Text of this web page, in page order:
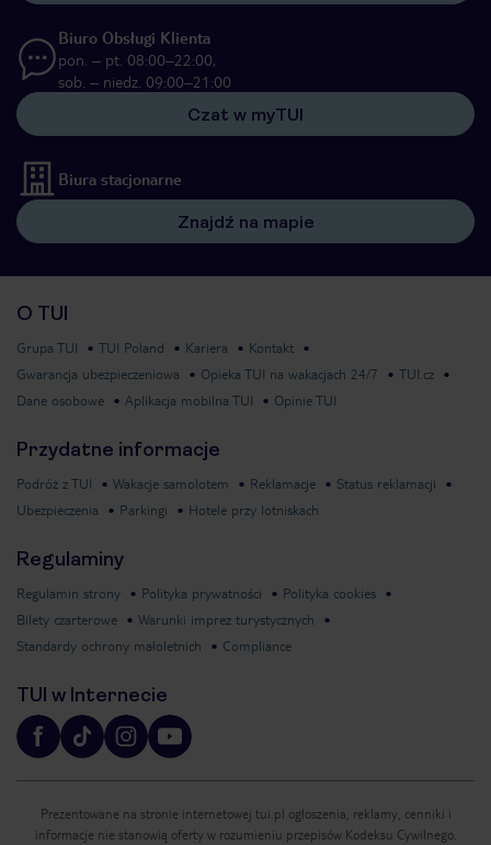
Biuro Obsługi Klienta
pon. – pt. 08:00–22:00,
sob. – niedz. 09:00–21:00
Czat w myTUI
Biura stacjonarne
Znajdź na mapie
O TUI
Grupa TUI TUI Poland Kariera
Kontakt
Gwarancja ubezpieczeniowa
Opieka TUI na wakacjach 24/7
TUI.cz
Dane osobowe
Aplikacja mobilna TUI Opinie TUI
Przydatne informacje
Podróż z TUI Wakacje samolotem Reklamacje
Status reklamacji
Ubezpieczenia
Parkingi Hotele przy lotniskach
Regulaminy
Regulamin strony Polityka prywatności
Polityka cookies
Bilety czarterowe
Warunki imprez turystycznych
Standardy ochrony małoletnich
Compliance
TUI w Internecie
Prezentowane na stronie internetowej tui.pl ogłoszenia, reklamy, cenniki i
informacje nie stanowią oferty w rozumieniu przepisów Kodeksu Cywilnego.